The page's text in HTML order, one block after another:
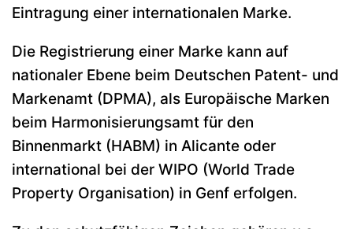
Eintragung einer internationalen Marke.
Die Registrierung einer Marke kann auf
nationaler Ebene beim Deutschen Patent- und
Markenamt (DPMA), als Europäische Marken
beim Harmonisierungsamt für den
Binnenmarkt (HABM) in Alicante oder
international bei der WIPO (World Trade
Property Organisation) in Genf erfolgen.